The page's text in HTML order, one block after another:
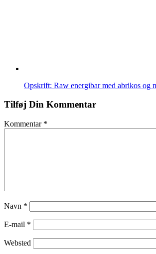
Opskrift: Raw energibar med abrikos og
Tilføj Din Kommentar
Kommentar *
Navn *
E-mail *
Websted